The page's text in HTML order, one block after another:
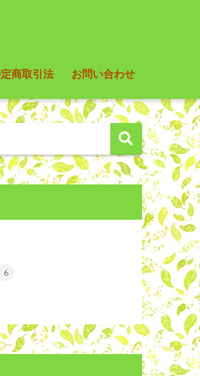
商取引法 お問い合わせ
6